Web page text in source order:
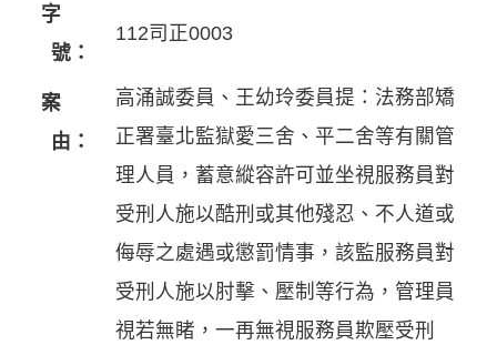
字
號：
112司正0003
案
由：
高涌誠委員、王幼玲委員提：法務部矯
正署臺北監獄愛三舍、平二舍等有關管
理人員，蓄意縱容許可並坐視服務員對
受刑人施以酷刑或其他殘忍、不人道或
侮辱之處遇或懲罰情事，該監服務員對
受刑人施以肘擊、壓制等行為，管理員
視若無睹，一再無視服務員欺壓受刑